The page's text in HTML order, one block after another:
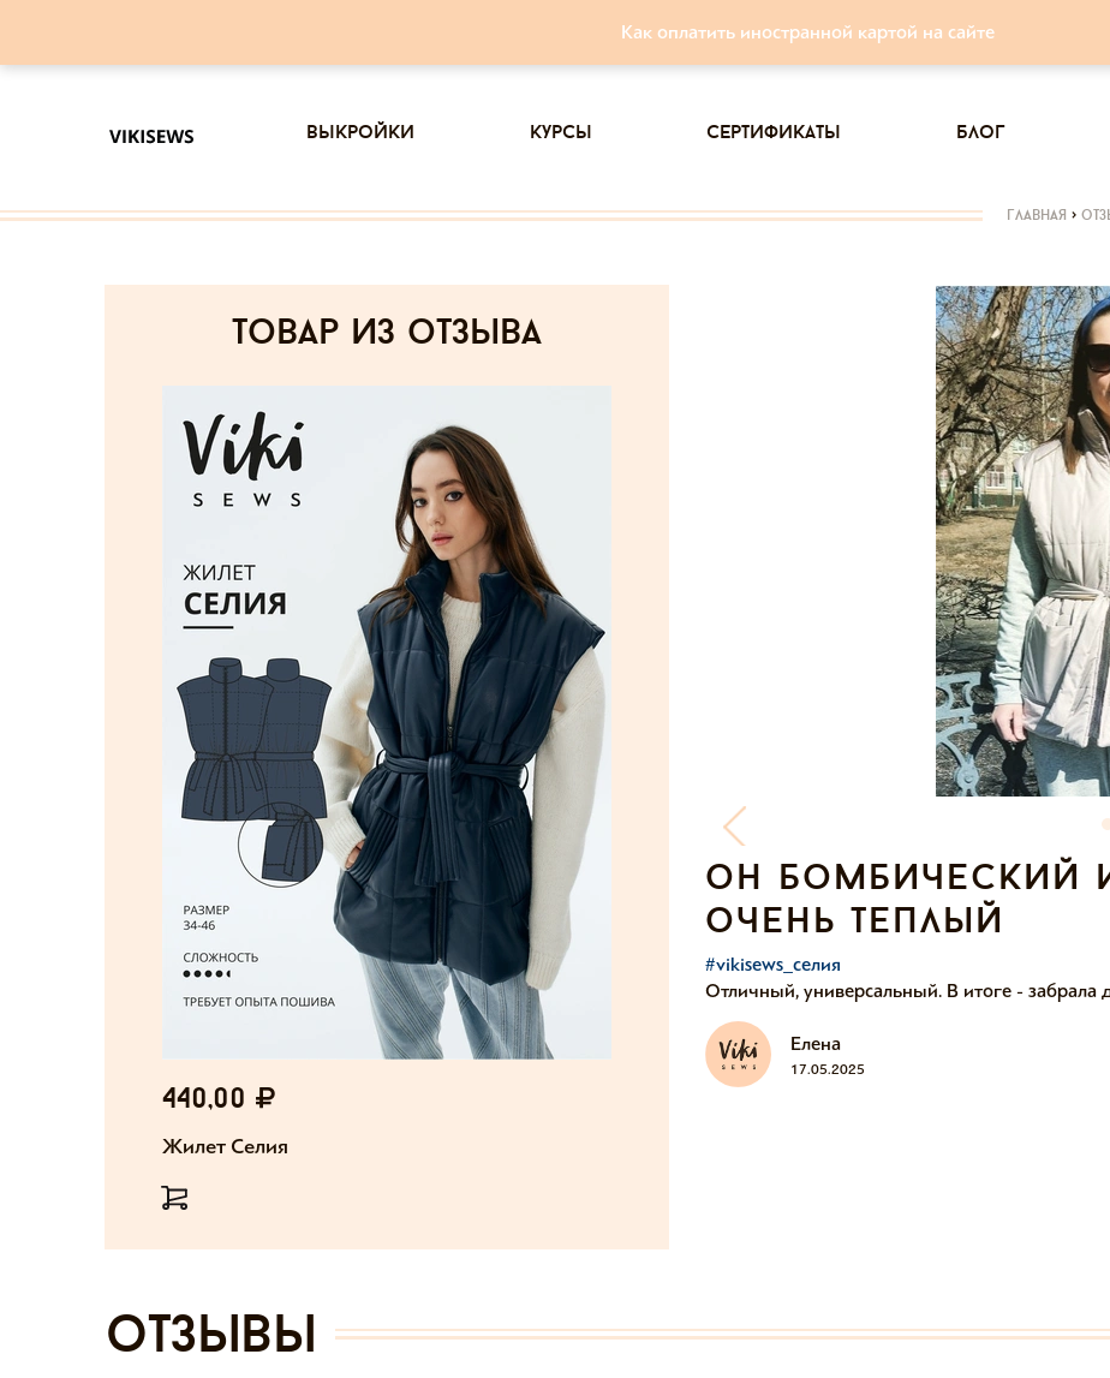
Как оплатить иностранной картой на сайте
выкройки курсы сертификаты блог
главная >
товар из отзыва
440,00
Жилет Селия
он бомбический
очень теплый
#vikisews_селия
Отличный, универсальный. В итоге - забрала
Елена
17.05.2025
отзывы